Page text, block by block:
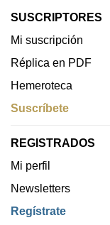
SUSCRIPTORES
Mi suscripción
Réplica en PDF
Hemeroteca
Suscríbete
REGISTRADOS
Mi perfil
Newsletters
Regístrate